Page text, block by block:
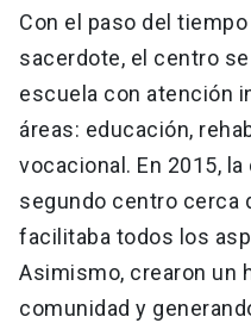
Con el paso del
sacerdote, el centro
escuela con atención
áreas: educación,
vocacional. En 2015,
segundo centro cerca
facilitaba todos los
Asimismo, crearon un
comunidad y